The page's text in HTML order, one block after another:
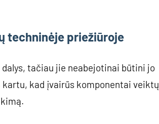
techninėje priežiūroje
tačiau jie neabejotinai būtini jo
kad įvairūs komponentai veiktų